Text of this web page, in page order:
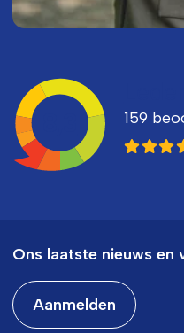
159
Ons laatste nieuws en
Aanmelden